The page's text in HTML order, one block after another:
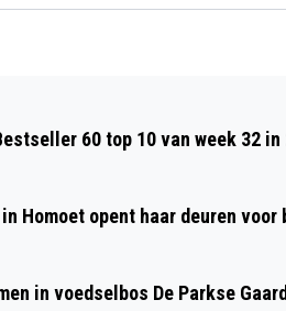
IJZENDOORN IS
VOOR EEN
60 top 10 van week 32 in
Homoet opent haar deuren voor
in voedselbos De Parkse Gaard